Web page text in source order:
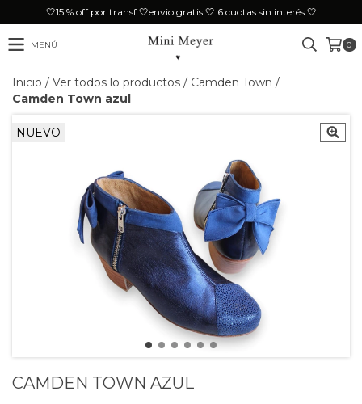
🤍15 % off por transf 🤍envio gratis 🤍 6 cuotas sin interés 🤍
MENÚ 0
Inicio / Ver todos lo productos / Camden Town /
Camden Town azul
NUEVO
CAMDEN TOWN AZUL